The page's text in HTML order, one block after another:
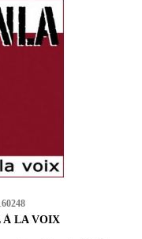
À LA VOIX